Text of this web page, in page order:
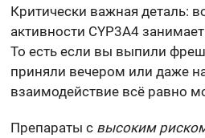
Критически важная деталь:
активности CYP3A4
То есть если вы выпили
приняли вечером или даже
взаимодействие всё равно
Препараты с высоким